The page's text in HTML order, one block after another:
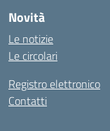
Novità
Le notizie
Le circolari
Registro elettronico
Contatti